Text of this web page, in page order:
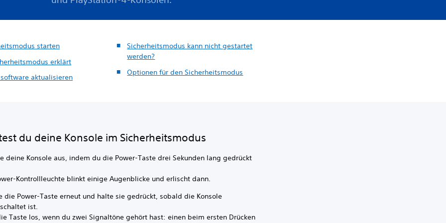
starten
erklärt
aktualisieren
Sicherheitsmodus kann nicht gestartet
werden?
Optionen für den Sicherheitsmodus
du deine Konsole im Sicherheitsmodus
deine Konsole aus, indem du die Power-Taste drei Sekunden lang gedrückt
Kontrollleuchte blinkt einige Augenblicke und erlischt dann.
die Power-Taste erneut und halte sie gedrückt, sobald die Konsole
ist.
Taste los, wenn du zwei Signaltöne gehört hast: einen beim ersten Drücken